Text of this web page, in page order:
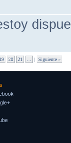
19 20 21 | Siguiente »